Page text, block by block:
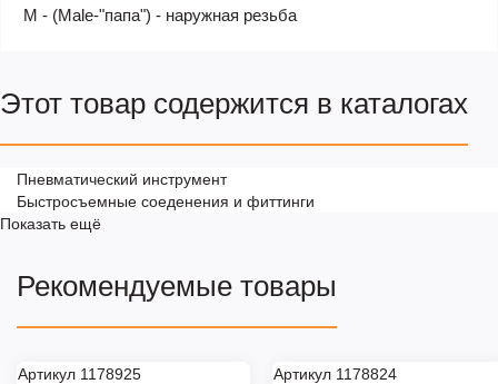
M - (Male-"папа") - наружная резьба
Этот товар содержится в каталогах
Пневматический инструмент
Быстросъемные соеденения и фиттинги
Показать ещё
Рекомендуемые товары
Артикул 1178925 Артикул 1178824